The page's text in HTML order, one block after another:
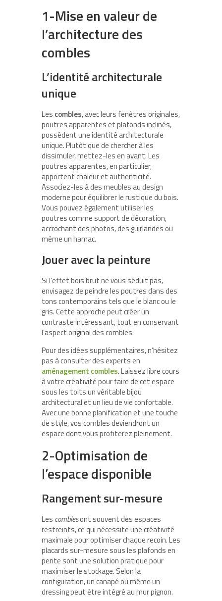
1-Mise en valeur de
l’architecture des
combles
L’identité architecturale
unique
Les combles, avec leurs fenêtres originales,
poutres apparentes et plafonds inclinés,
possèdent une identité architecturale
unique. Plutôt que de chercher à les
dissimuler, mettez-les en avant. Les
poutres apparentes, en particulier,
apportent chaleur et authenticité.
Associez-les à des meubles au design
moderne pour équilibrer le rustique du bois.
Vous pouvez également utiliser les
poutres comme support de décoration,
accrochant des photos, des guirlandes ou
même un hamac.
Jouer avec la peinture
Si l’effet bois brut ne vous séduit pas,
envisagez de peindre les poutres dans des
tons contemporains tels que le blanc ou le
gris. Cette approche peut créer un
contraste intéressant, tout en conservant
l’aspect original des combles.
Pour des idées supplémentaires, n’hésitez
pas à consulter des experts en
aménagement combles. Laissez libre cours
à votre créativité pour faire de cet espace
sous les toits un véritable bijou
architectural et un lieu de vie confortable.
Avec une bonne planification et une touche
de style, vos combles deviendront un
espace dont vous profiterez pleinement.
2-Optimisation de
l’espace disponible
Rangement sur-mesure
Les comblesont souvent des espaces
restreints, ce qui nécessite une créativité
maximale pour optimiser chaque recoin. Les
placards sur-mesure sous les plafonds en
pente sont une solution pratique pour
maximiser le stockage. Selon la
configuration, un canapé ou même un
dressing peut être intégré au mur pignon.